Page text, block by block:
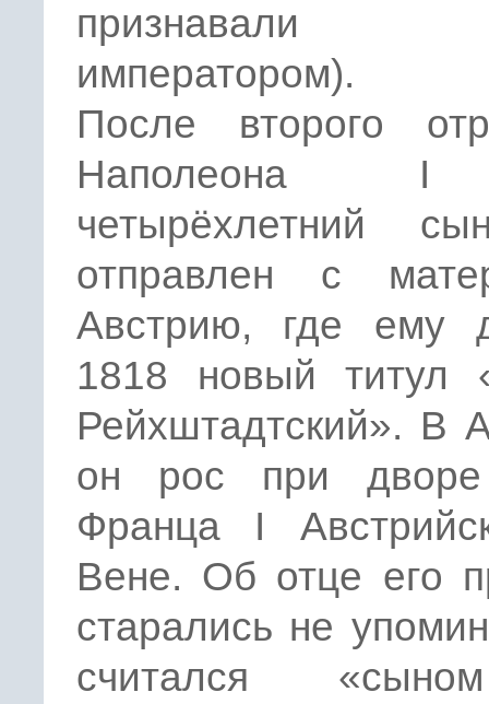
императором).
После второго
Наполеона
четырёхлетний
отправлен с
Австрию, где ему
1818 новый титул
Рейхштадтский». В
он рос при
Франца I
Вене. Об отце его
старались не
считался